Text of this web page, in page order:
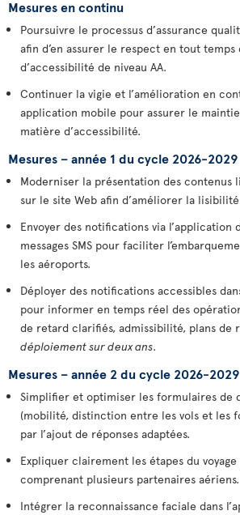
Mesures en continu
Poursuivre le processus d’assurance
afin d’en assurer le respect en tout temps
d’accessibilité de niveau AA.
Continuer la vigie et l’amélioration en
application mobile pour assurer le
matière d’accessibilité.
Mesures – année 1 du cycle 2026-2029
Moderniser la présentation des contenus
sur le site Web afin d’améliorer la
Envoyer des notifications via l’application
messages SMS pour faciliter
les aéroports.
Déployer des notifications accessibles
pour informer en temps réel des
de retard clarifiés, admissibilité, plans de
déploiement sur deux ans.
Mesures – année 2 du cycle 2026-2029
Simplifier et optimiser les formulaires de
(mobilité, distinction entre les vols et les
par l’ajout de réponses adaptées.
Expliquer clairement les étapes du
comprenant plusieurs partenaires aériens.
Intégrer la reconnaissance faciale dans